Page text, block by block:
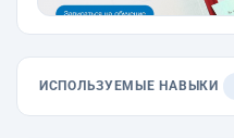
ИСПОЛЬЗУЕМЫЕ НАВЫКИ